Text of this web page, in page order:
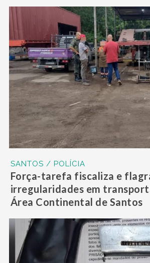
SANTOS / POLÍCIA
Força-tarefa fiscaliza e
irregularidades em
Área Continental de Santos